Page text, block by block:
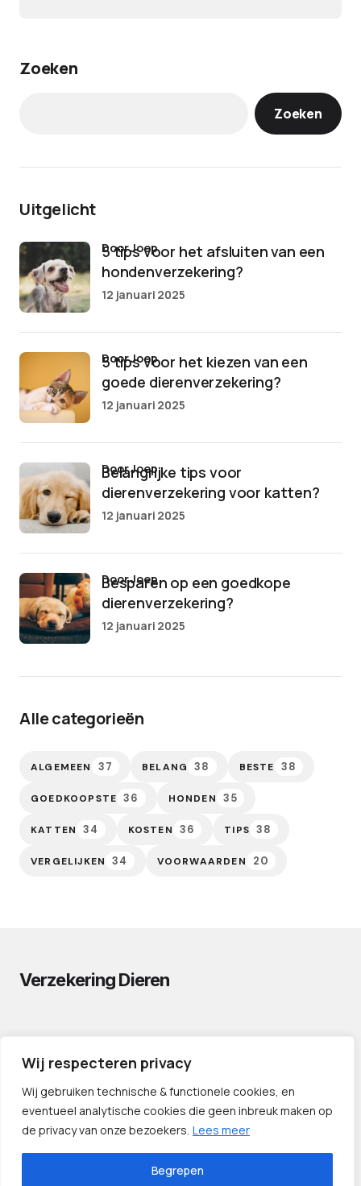
Wij respecteren privacy
Wij gebruiken technische & functionele cookies, en
eventueel analytische cookies die geen inbreuk maken op
de privacy van onze bezoekers. Lees meer
Begrepen
Zoeken
Zoeken
Uitgelicht
5 tips voor het afsluiten van een
hondenverzekering?
door Joep
12 januari 2025
5 tips voor het kiezen van een
goede dierenverzekering?
door Joep
12 januari 2025
Belangrijke tips voor
dierenverzekering voor katten?
door Joep
12 januari 2025
Besparen op een goedkope
dierenverzekering?
door Joep
12 januari 2025
Alle categorieën
ALGEMEEN 37 BELANG 38 BESTE 38
GOEDKOOPSTE 36 HONDEN 35
KATTEN 34 KOSTEN 36 TIPS 38
VERGELIJKEN 34 VOORWAARDEN 20
Verzekering Dieren
CONTACT
©️ 2024 — Verzekering Dieren.